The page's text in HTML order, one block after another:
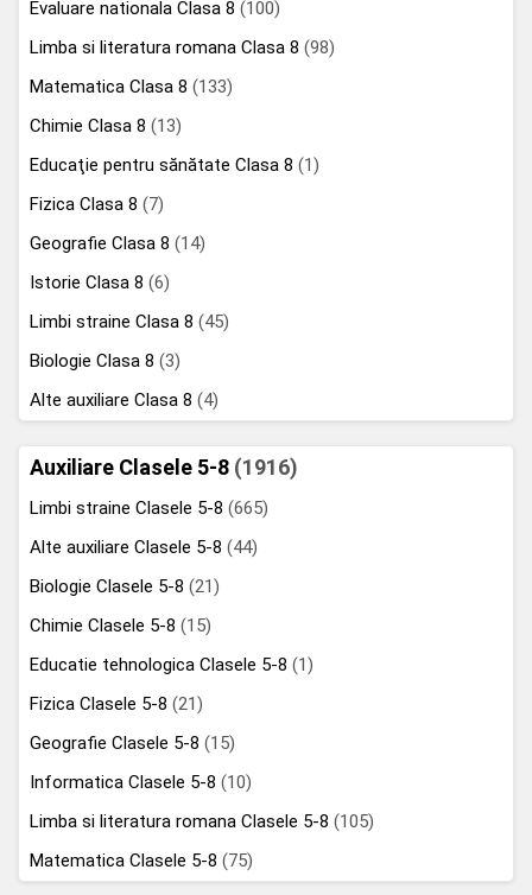
Evaluare nationala Clasa 8 (100)
Limba si literatura romana Clasa 8 (98)
Matematica Clasa 8 (133)
Chimie Clasa 8 (13)
Educaţie pentru sănătate Clasa 8 (1)
Fizica Clasa 8 (7)
Geografie Clasa 8 (14)
Istorie Clasa 8 (6)
Limbi straine Clasa 8 (45)
Biologie Clasa 8 (3)
Alte auxiliare Clasa 8 (4)
Auxiliare Clasele 5-8 (1916)
Limbi straine Clasele 5-8 (665)
Alte auxiliare Clasele 5-8 (44)
Biologie Clasele 5-8 (21)
Chimie Clasele 5-8 (15)
Educatie tehnologica Clasele 5-8 (1)
Fizica Clasele 5-8 (21)
Geografie Clasele 5-8 (15)
Informatica Clasele 5-8 (10)
Limba si literatura romana Clasele 5-8 (105)
Matematica Clasele 5-8 (75)